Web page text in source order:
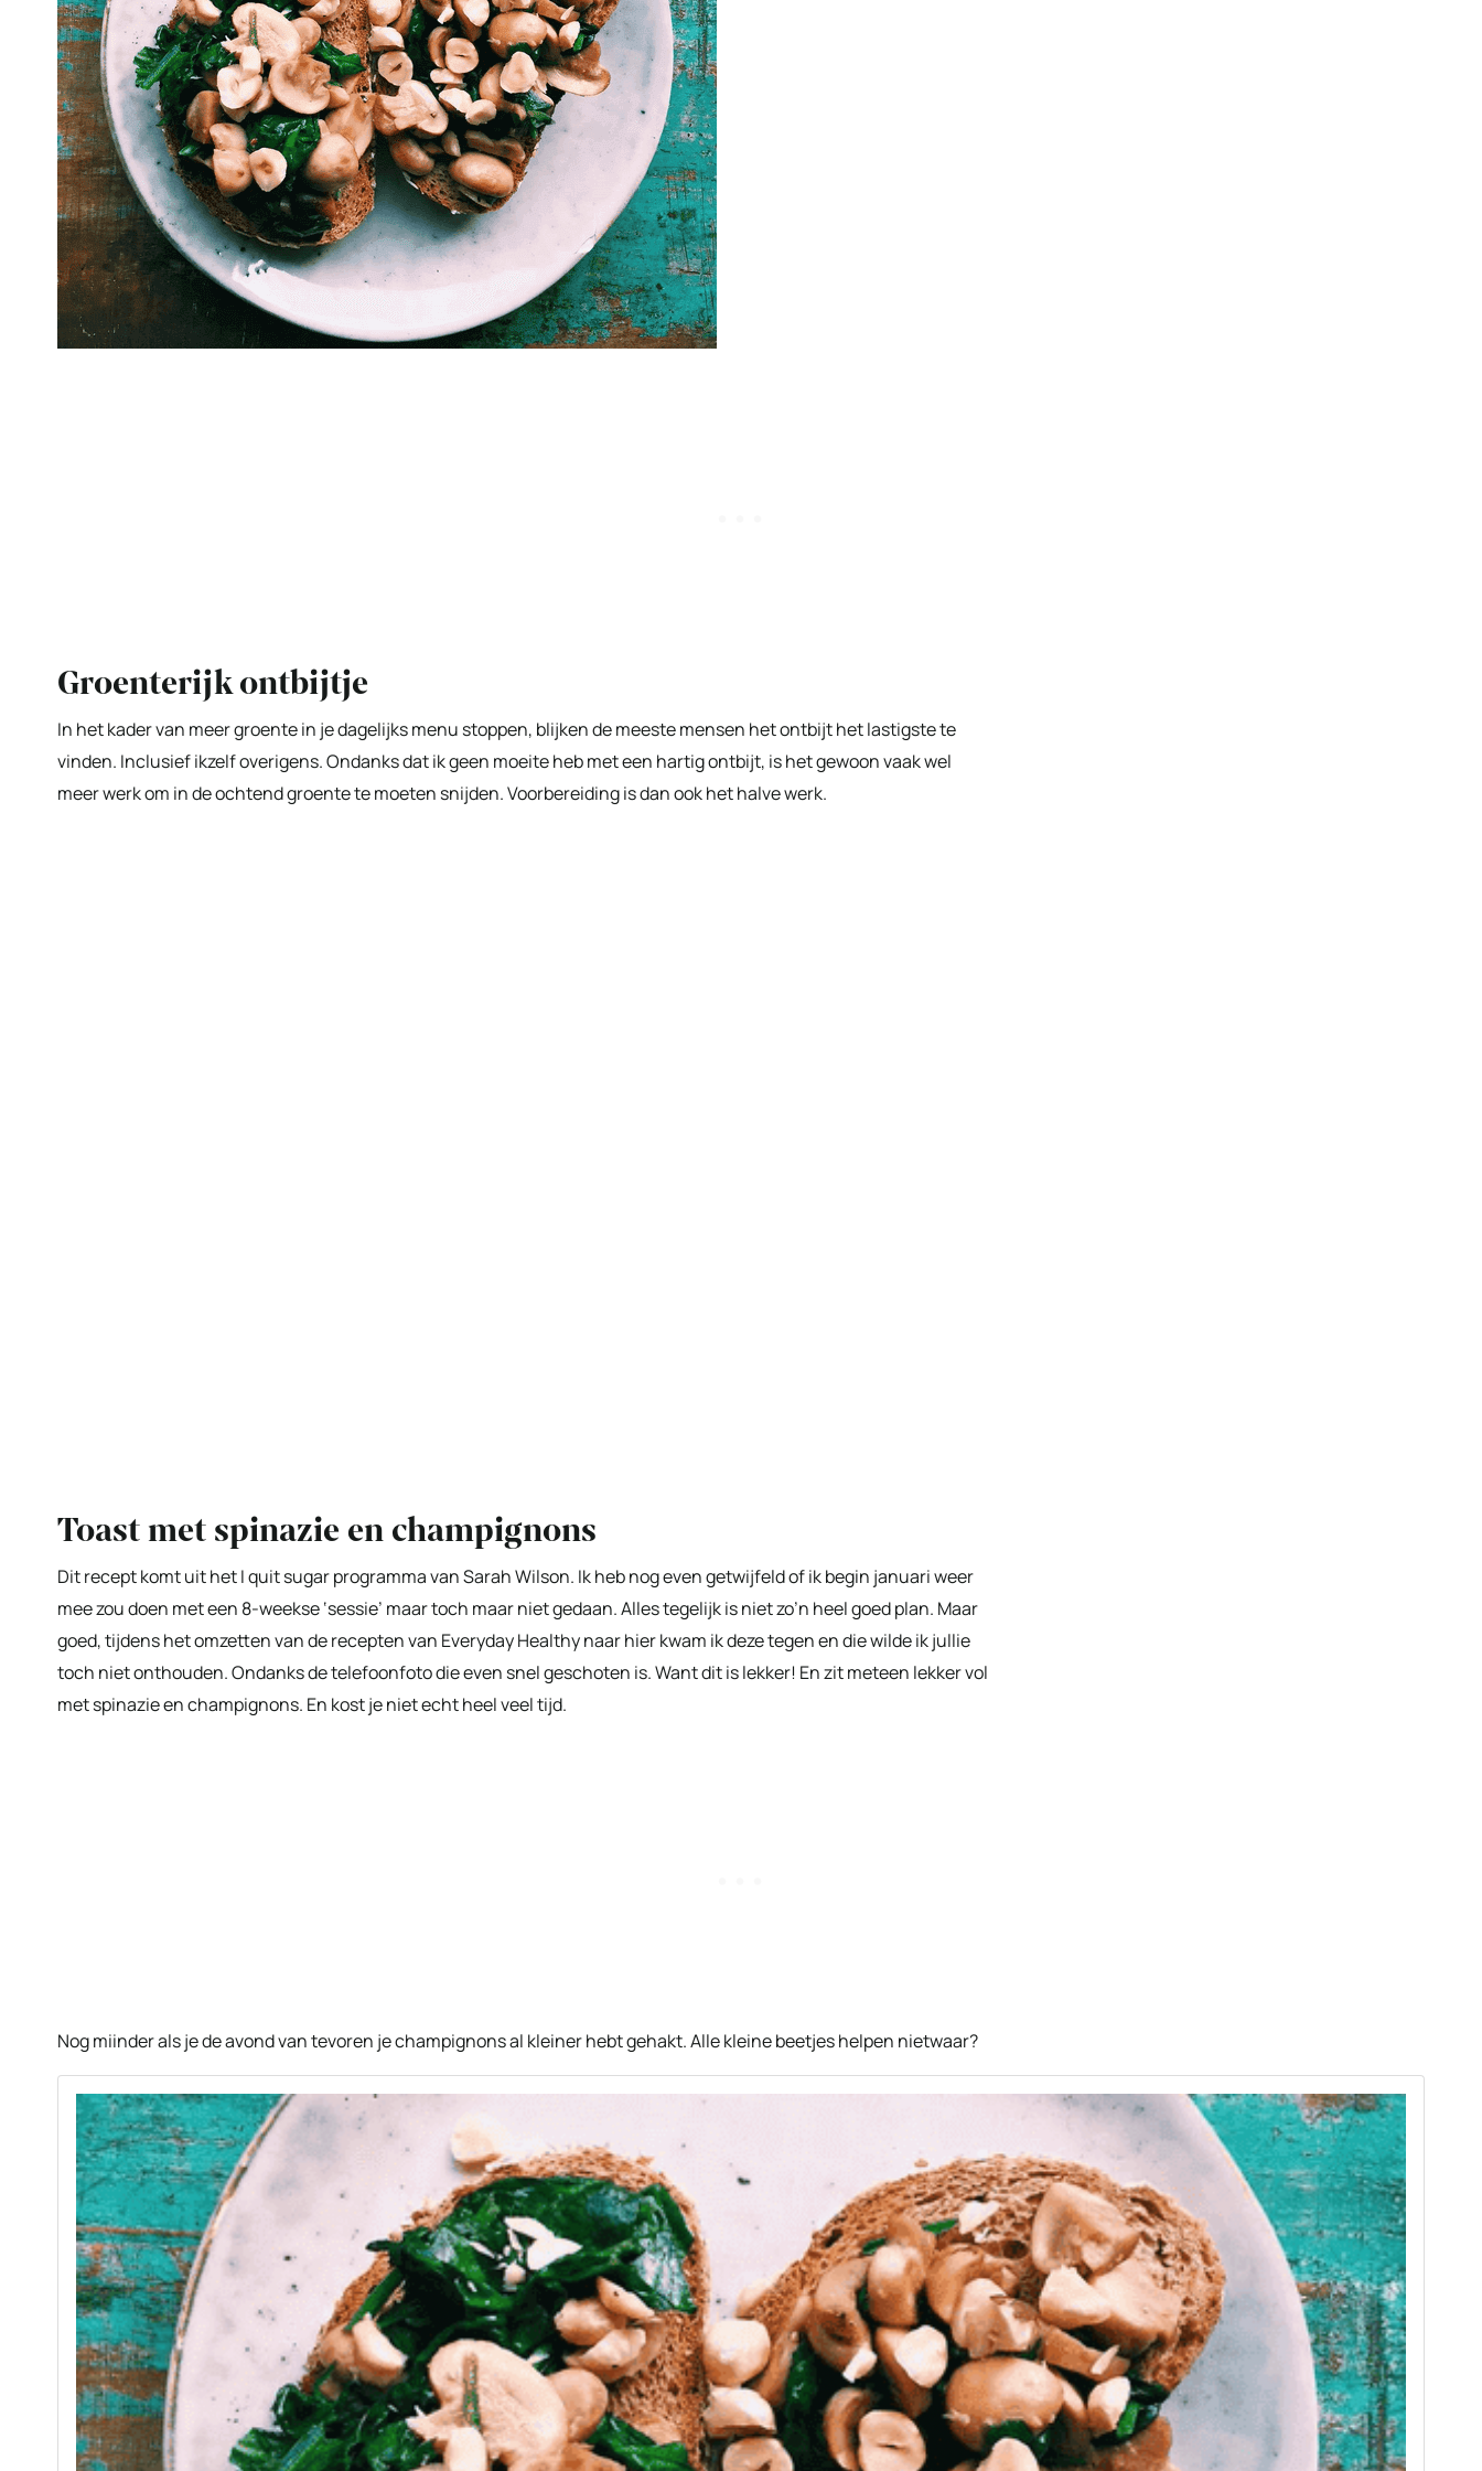
Groenterijk ontbijtje
In het kader van meer groente in je dagelijks menu stoppen, blijken de meeste mensen het ontbijt het lastigste te
vinden. Inclusief ikzelf overigens. Ondanks dat ik geen moeite heb met een hartig ontbijt, is het gewoon vaak wel
meer werk om in de ochtend groente te moeten snijden. Voorbereiding is dan ook het halve werk.
Toast met spinazie en champignons
Dit recept komt uit het I quit sugar programma van Sarah Wilson. Ik heb nog even getwijfeld of ik begin januari weer
mee zou doen met een 8-weekse ‘sessie’ maar toch maar niet gedaan. Alles tegelijk is niet zo’n heel goed plan. Maar
goed, tijdens het omzetten van de recepten van Everyday Healthy naar hier kwam ik deze tegen en die wilde ik jullie
toch niet onthouden. Ondanks de telefoonfoto die even snel geschoten is. Want dit is lekker! En zit meteen lekker vol
met spinazie en champignons. En kost je niet echt heel veel tijd.
Nog miinder als je de avond van tevoren je champignons al kleiner hebt gehakt. Alle kleine beetjes helpen nietwaar?